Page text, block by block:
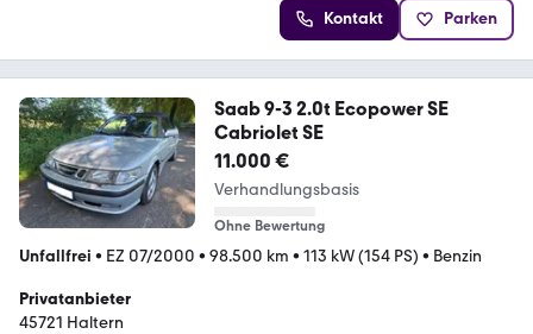
Kontakt Parken
Saab 9-3 2.0t Ecopower SE
Cabriolet SE
11.000 €
Verhandlungsbasis
Ohne Bewertung
Unfallfrei • EZ 07/2000 • 98.500 km • 113 kW (154 PS) • Benzin
Privatanbieter
45721 Haltern